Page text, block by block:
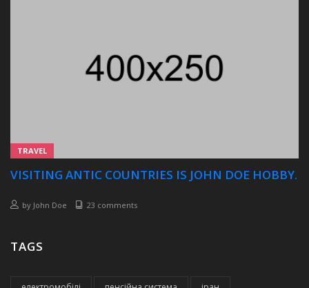
TRAVEL
VISITING ANTIC COUNTRIES IS JOHN DOE HOBBY.
by John Doe 23 comments
TAGS